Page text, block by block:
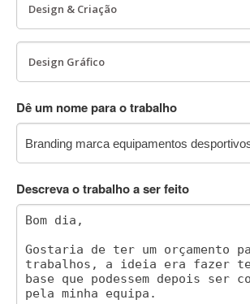
Dê um nome para o trabalho
Descreva o trabalho a ser feito